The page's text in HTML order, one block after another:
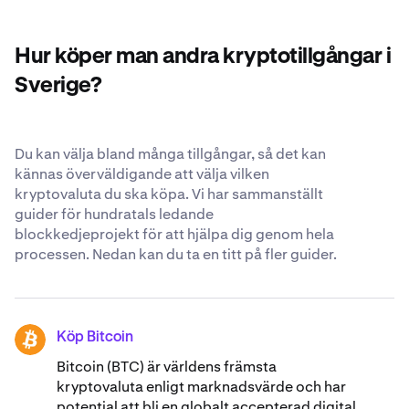
som möjligt när du väljer att anförtro oss dina Ethereum.
Läs mer om våraglobalt erkända säkerhetsstandarder.
Hur köper man andra kryptotillgångar i
Sverige?
Du kan välja bland många tillgångar, så det kan
kännas överväldigande att välja vilken
kryptovaluta du ska köpa. Vi har sammanställt
guider för hundratals ledande
blockkedjeprojekt för att hjälpa dig genom hela
processen. Nedan kan du ta en titt på fler guider.
BTC Köp Bitcoin
Bitcoin (BTC) är världens främsta
kryptovaluta enligt marknadsvärde och har